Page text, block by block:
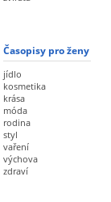
Časopisy pro ženy
jídlo
kosmetika
krása
móda
rodina
styl
vaření
výchova
zdraví